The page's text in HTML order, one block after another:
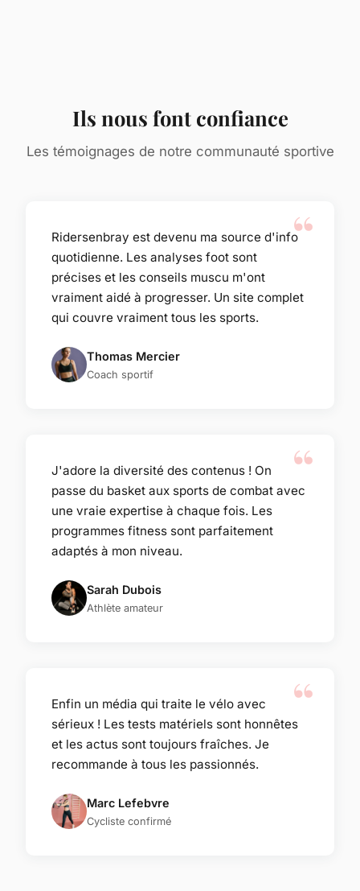
Ils nous font confiance
Les témoignages de notre communauté sportive
Ridersenbray est devenu ma source d'info
quotidienne. Les analyses foot sont
précises et les conseils muscu m'ont
vraiment aidé à progresser. Un site complet
qui couvre vraiment tous les sports.
Thomas Mercier
Coach sportif
J'adore la diversité des contenus ! On
passe du basket aux sports de combat avec
une vraie expertise à chaque fois. Les
programmes fitness sont parfaitement
adaptés à mon niveau.
Sarah Dubois
Athlète amateur
Enfin un média qui traite le vélo avec
sérieux ! Les tests matériels sont honnêtes
et les actus sont toujours fraîches. Je
recommande à tous les passionnés.
Marc Lefebvre
Cycliste confirmé